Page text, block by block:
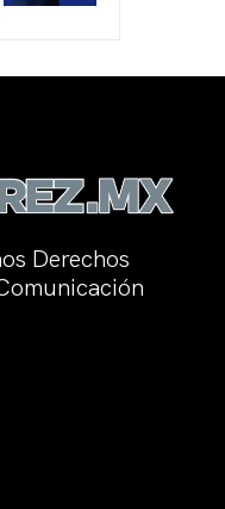
Derechos